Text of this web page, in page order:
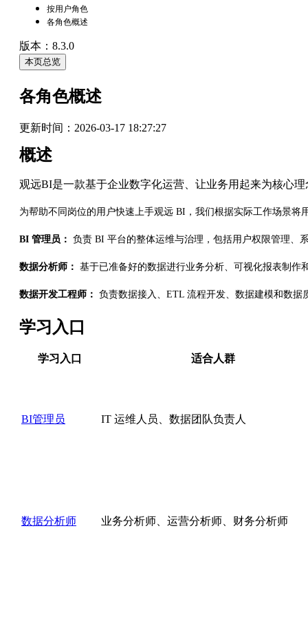
按用户角色
各角色概述
版本：8.3.0
本页总览
各角色概述
更新时间： 2026-03-17 18:27:27
概述
观远BI是一款基于企业数字化运营、让业务用起来为核心
为帮助不同岗位的用户快速上手观远 BI，我们根据实际工作场景将
BI 管理员： 负责 BI 平台的整体运维与治理，包括用户权限管理、
数据分析师： 基于已准备好的数据进行业务分析、可视化报表制
数据开发工程师： 负责数据接入、ETL 流程开发、数据建模和数
学习入口
学习入口 适合人群
BI管理员 IT 运维人员、数据团队负责人
数据分析师 业务分析师、运营分析师、财务分析师